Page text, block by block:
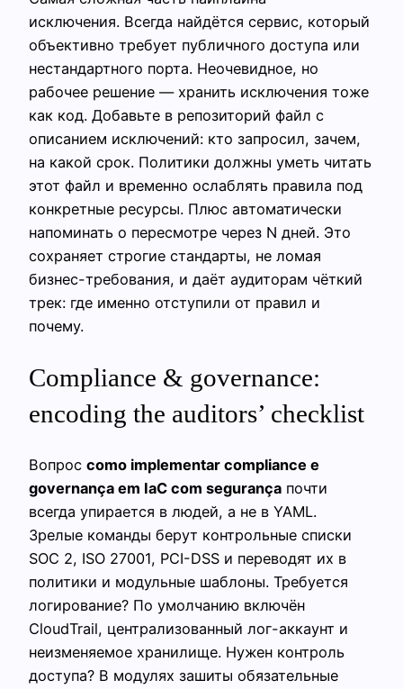
исключения. Всегда найдётся сервис, который
объективно требует публичного доступа или
нестандартного порта. Неочевидное, но
рабочее решение — хранить исключения тоже
как код. Добавьте в репозиторий файл с
описанием исключений: кто запросил, зачем,
на какой срок. Политики должны уметь читать
этот файл и временно ослаблять правила под
конкретные ресурсы. Плюс автоматически
напоминать о пересмотре через N дней. Это
сохраняет строгие стандарты, не ломая
бизнес-требования, и даёт аудиторам чёткий
трек: где именно отступили от правил и
почему.
Compliance & governance:
encoding the auditors’ checklist
Вопрос como implementar compliance e
governança em IaC com segurança почти
всегда упирается в людей, а не в YAML.
Зрелые команды берут контрольные списки
SOC 2, ISO 27001, PCI-DSS и переводят их в
политики и модульные шаблоны. Требуется
логирование? По умолчанию включён
CloudTrail, централизованный лог-аккаунт и
неизменяемое хранилище. Нужен контроль
доступа? В модулях зашиты обязательные